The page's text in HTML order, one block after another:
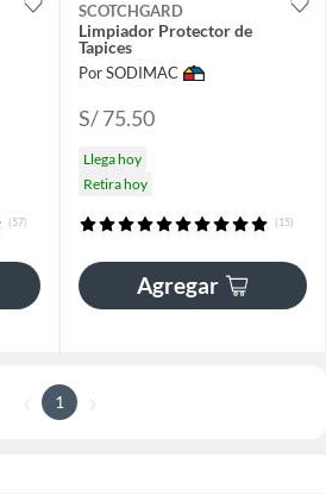
(57)
SCOTCHGARD
Limpiador Protector de
Tapices
Por SODIMAC
S/ 75.50
Llega hoy
Retira hoy
(15)
Agregar
1